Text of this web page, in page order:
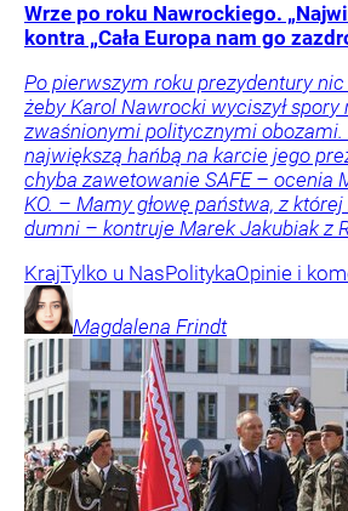
Wrze po roku Nawrockiego.
kontra „Cała Europa nam go
Po pierwszym roku prezydentury
żeby Karol Nawrocki wyciszył
zwaśnionymi politycznymi
największą hańbą na karcie jego
chyba zawetowanie SAFE – ocenia
KO. – Mamy głowę państwa, z
dumni – kontruje Marek Jakubiak z
KrajTylko u NasPolitykaOpinie i
Magdalena Frindt